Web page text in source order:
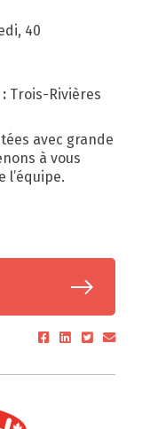
40
: Trois-Rivières
avec grande
à vous